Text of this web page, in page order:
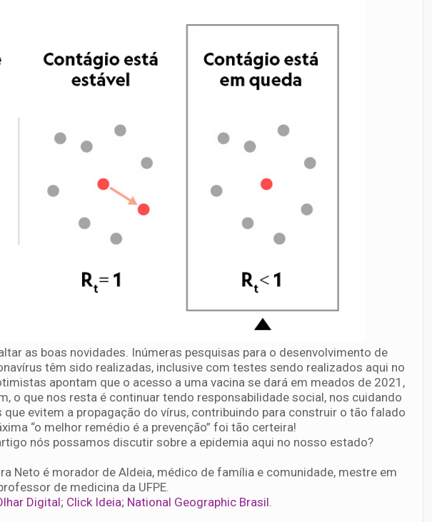
as boas novidades. Inúmeras pesquisas para o desenvolvimento de
têm sido realizadas, inclusive com testes sendo realizados aqui no
apontam que o acesso a uma vacina se dará em meados de 2021,
o que nos resta é continuar tendo responsabilidade social, nos cuidando
que evitem a propagação do vírus, contribuindo para construir o tão falado
“o melhor remédio é a prevenção” foi tão certeira!
nós possamos discutir sobre a epidemia aqui no nosso estado?
Neto é morador de Aldeia, médico de família e comunidade, mestre em
de medicina da UFPE.
Digital; Click Ideia; National Geographic Brasil.